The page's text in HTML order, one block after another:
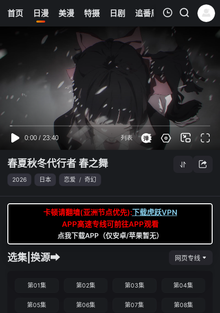
首页 日漫 美漫 特摄 日剧 追番周表 今日更新
6
我的观影记录
第11集
春夏秋冬代行者 春之舞
春夏秋冬代行者 春之舞
2026 日本 恋爱 / 奇幻
卡顿请翻墙(亚洲节点优先):下载虎跃VPN
APP高速专线可前往APP观看
点我下载APP（仅安卓/苹果暂无）
选集|换源➡ 网页专线
第01集 第02集 第03集 第04集
第05集 第06集 第07集 第08集